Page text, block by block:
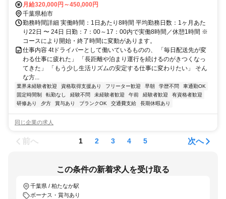
月給320,000円～450,000円
千葉県柏市
勤務時間詳細 実働時間：1日あたり8時間 平均勤務日数：1ヶ月あた
り22日 〜 24日 日勤：7：00～17：00内で実働8時間／休憩1時間 ※
コースにより開始・終了時間に変動があります。
仕事内容 4tドライバーとして働いているものの、 「毎日配送先が変
わる仕事に疲れた」 「長距離や泊まり運行を続けるのがきつくなっ
てきた」 「もう少し生活リズムの安定する仕事に変わりたい」 そん
な方...
業界未経験者歓迎 資格取得支援あり フリーター歓迎 早朝 学歴不問
車通勤OK
固定時間制
転勤なし 経験不問 未経験者歓迎 午前 経験者歓迎
有資格者歓迎
研修あり
夕方 賞与あり ブランクOK 交通費支給 長期休暇あり
同じ企業の求人
前へ 1 2 3 4 5 次へ
この条件の新着求人を受け取る
千葉県 / 柏たなか駅
ボーナス・賞与あり